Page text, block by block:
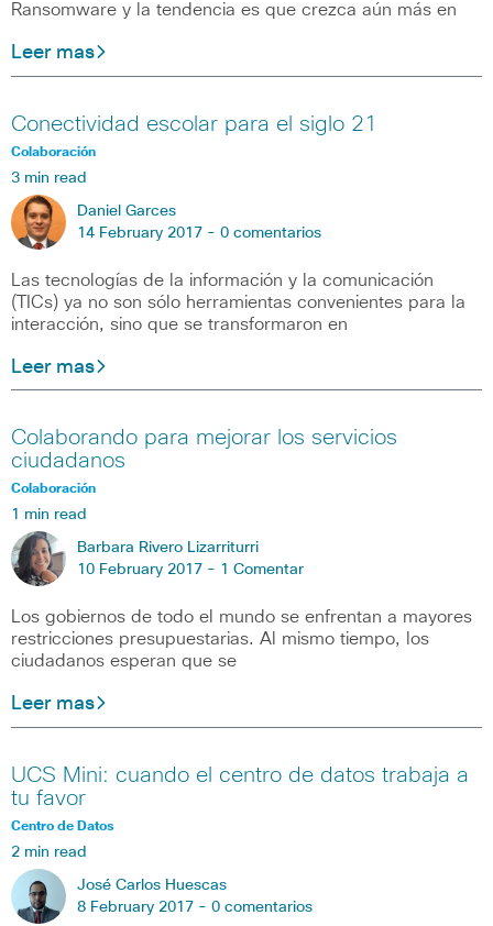
Ransomware y la tendencia es que crezca aún más en
Leer mas
Conectividad escolar para el siglo 21
Colaboración
3 min read
Daniel Garces
14 February 2017 - 0 comentarios
Las tecnologías de la información y la comunicación
(TICs) ya no son sólo herramientas convenientes para la
interacción, sino que se transformaron en
Leer mas
Colaborando para mejorar los servicios
ciudadanos
Colaboración
1 min read
Barbara Rivero Lizarriturri
10 February 2017 - 1 Comentar
Los gobiernos de todo el mundo se enfrentan a mayores
restricciones presupuestarias. Al mismo tiempo, los
ciudadanos esperan que se
Leer mas
UCS Mini: cuando el centro de datos trabaja a
tu favor
Centro de Datos
2 min read
José Carlos Huescas
8 February 2017 - 0 comentarios